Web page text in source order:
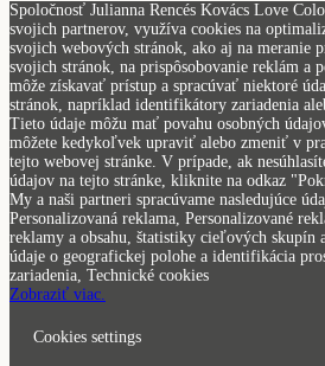
Spoločnosť Julianna Rencés Kovács Love
svojich partnerov, využíva cookies na
svojich webových stránok, ako aj na meranie
svojich stránok, na prispôsobovanie reklám a
môže získavať prístup a spracúvať niektoré
stránok, napríklad identifikátory zariadenia
Tieto údaje môžu mať povahu osobných
môžete kedykoľvek upraviť alebo zmeniť v
tejto webovej stránke. V prípade, ak
údajov na tejto stránke, kliknite na odkaz
My a naši partneri spracúvame nasledujúce
Personalizovaná reklama, Personalizované
reklamy a obsahu, štatistiky cieľových skupín
údaje o geografickej polohe a identifikácia
zariadenia, Technické cookies
Zobraziť viac.
Cookies settings